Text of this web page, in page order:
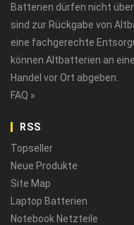
Batterien dürfen nicht
sind zur Rückgabe von
eine fachgerechte
können Altbatterien an
Handel vor Ort abgeben.
FAQ »
RSS
Topseller
Neue Produkte
Site Map
Laptop Batterien
Notebook Netzteile